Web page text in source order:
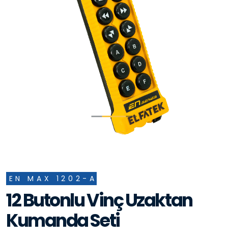
EN MAX 1202-A
12 Butonlu Vinç Uzaktan
Kumanda Seti